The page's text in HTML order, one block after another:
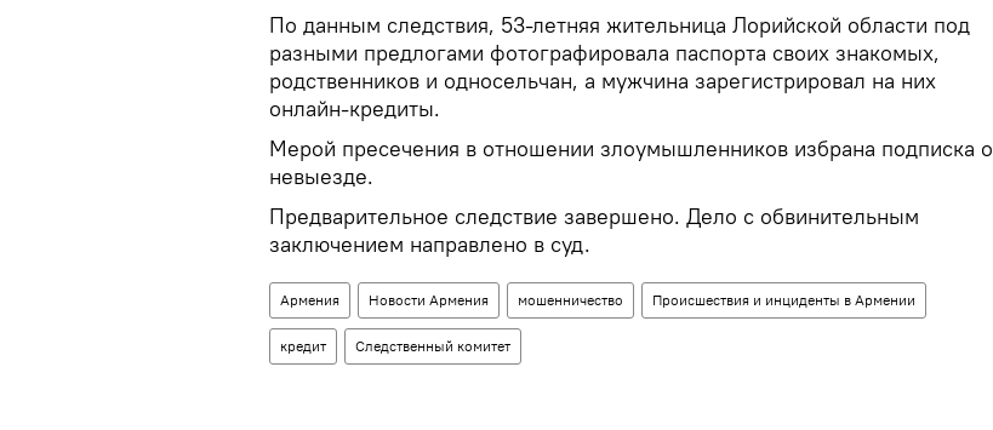
По данным следствия, 53-летняя жительница Лорийской области под
разными предлогами фотографировала паспорта своих знакомых,
родственников и односельчан, а мужчина зарегистрировал на них
онлайн-кредиты.
Мерой пресечения в отношении злоумышленников избрана подписка о
невыезде.
Предварительное следствие завершено. Дело с обвинительным
заключением направлено в суд.
Армения Новости Армения мошенничество Происшествия и инциденты в Армении
кредит Следственный комитет